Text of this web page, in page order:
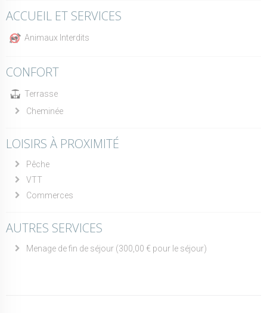
ACCUEIL ET SERVICES
Animaux Interdits
CONFORT
Terrasse
Cheminée
LOISIRS À PROXIMITÉ
Pêche
VTT
Commerces
AUTRES SERVICES
Menage de fin de séjour (300,00 € pour le séjour)